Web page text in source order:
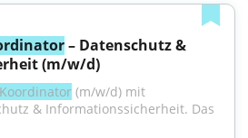
– Datenschutz &
(m/w/d)
Koordinator (m/w/d) mit
& Informationssicherheit. Das